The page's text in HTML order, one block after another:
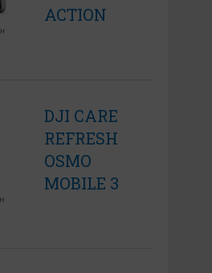
ACTION
DJI CARE
REFRESH
OSMO
MOBILE 3